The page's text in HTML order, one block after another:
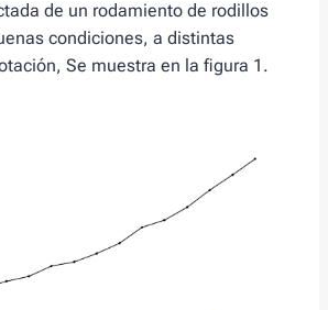
de un rodamiento de rodillos
condiciones, a distintas
Se muestra en la figura 1.